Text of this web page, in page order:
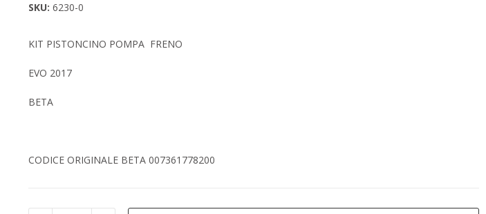
SKU: 6230-0
KIT PISTONCINO POMPA FRENO
EVO 2017
BETA
CODICE ORIGINALE BETA 007361778200